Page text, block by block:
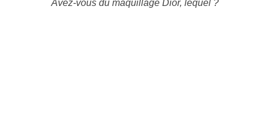
Avez-vous du maquillage Dior, lequel ?